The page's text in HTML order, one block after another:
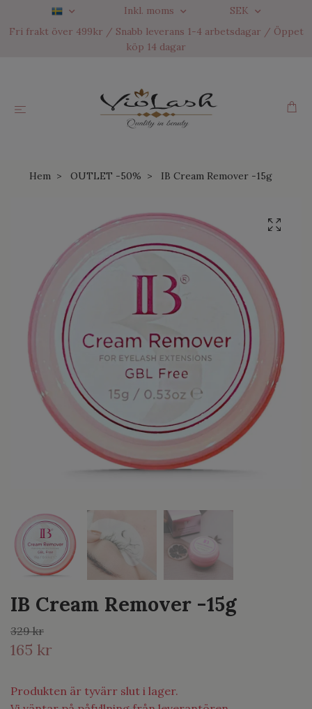
Inkl. moms
SEK
Fri frakt över 499kr / Snabb leverans 1-4 arbetsdagar / Öppet
köp 14 dagar
Hem OUTLET -50% IB Cream Remover -15g
IB Cream Remover -15g
329 kr
165 kr
Produkten är tyvärr slut i lager.